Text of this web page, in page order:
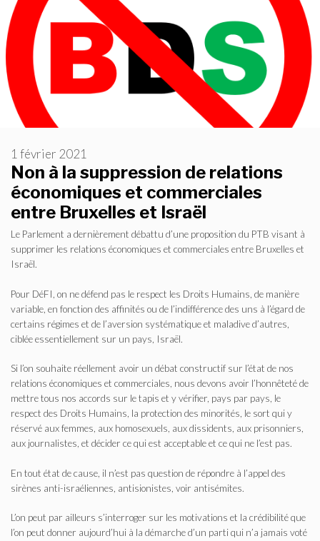
Non à la suppression de relations
économiques et commerciales
entre Bruxelles et Israël
1 février 2021
Le Parlement a dernièrement débattu d’une proposition du PTB visant à
supprimer les relations économiques et commerciales entre Bruxelles et
Israël.
Pour DéFI, on ne défend pas le respect les Droits Humains, de manière
variable, en fonction des affinités ou de l’indifférence des uns à l’égard de
certains régimes et de l’aversion systématique et maladive d’autres,
ciblée essentiellement sur un pays, Israël.
Si l’on souhaite réellement avoir un débat constructif sur l’état de nos
relations économiques et commerciales, nous devons avoir l’honnêteté de
mettre tous nos accords sur le tapis et y vérifier, pays par pays, le
respect des Droits Humains, la protection des minorités, le sort qui y
réservé aux femmes, aux homosexuels, aux dissidents, aux prisonniers,
aux journalistes, et décider ce qui est acceptable et ce qui ne l’est pas.
En tout état de cause, il n’est pas question de répondre à l’appel des
sirènes anti-israéliennes, antisionistes, voir antisémites.
L’on peut par ailleurs s’interroger sur les motivations et la crédibilité que
l’on peut donner aujourd’hui à la démarche d’un parti qui n’a jamais voté